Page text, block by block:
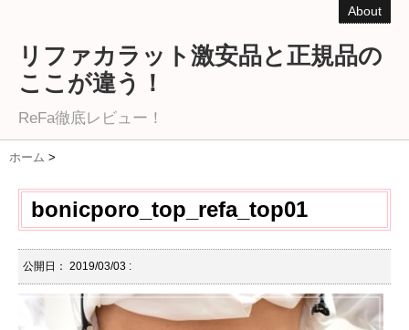
About
リファカラット激安品と正規品の
ここが違う！
ReFa徹底レビュー！
ホーム >
bonicporo_top_refa_top01
公開日： 2019/03/03 :